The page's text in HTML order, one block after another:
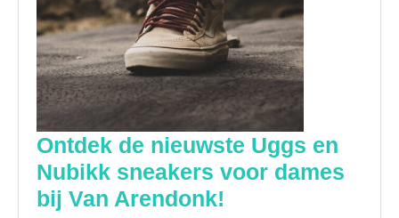
Ontdek de nieuwste Uggs en
Nubikk sneakers voor dames
bij Van Arendonk!